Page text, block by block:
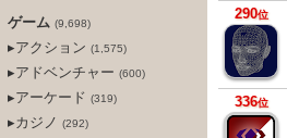
ゲーム (9,698)
▸アクション (1,575)
▸アドベンチャー (600)
▸アーケード (319)
▸カジノ (292)
290位
336位